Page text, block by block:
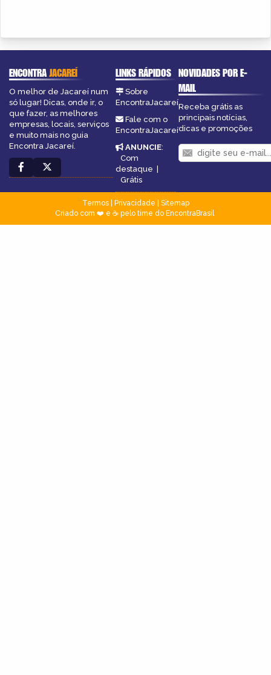
ENCONTRAJACAREÍ
O melhor de Jacareí num
só lugar! Dicas, onde ir, o
que fazer, as melhores
empresas, locais, serviços
e muito mais no guia
Encontra Jacareí.
LINKS RÁPIDOS
Sobre
EncontraJacareí
Fale com o
EncontraJacareí
ANUNCIE:
Com
destaque |
Grátis
NOVIDADES POR E-
MAIL
Receba grátis as
principais notícias,
dicas e promoções
Termos| Privacidade
Sitemap
Criado com ❤️ e ☕ pelo time do EncontraBrasil